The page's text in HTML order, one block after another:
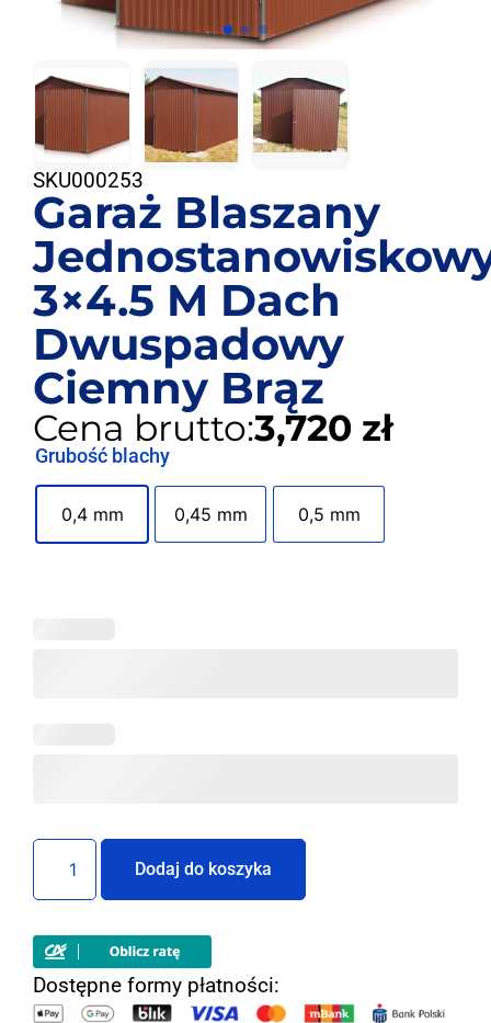
SKU000253
Garaż Blaszany
3×4.5 M Dach
Dwuspadowy
Ciemny Brąz
Cena brutto:3,720 zł
Grubość blachy
0,4 mm 0,45 mm 0,5 mm
Dodaj do koszyka
Dostępne formy płatności: